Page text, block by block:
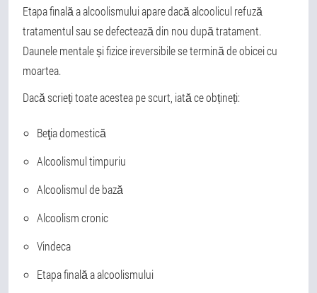
Etapa finală a alcoolismului apare dacă alcoolicul refuză
tratamentul sau se defectează din nou după tratament.
Daunele mentale și fizice ireversibile se termină de obicei cu
moartea.
Dacă scrieți toate acestea pe scurt, iată ce obțineți:
Beţia domestică
Alcoolismul timpuriu
Alcoolismul de bază
Alcoolism cronic
Vindeca
Etapa finală a alcoolismului